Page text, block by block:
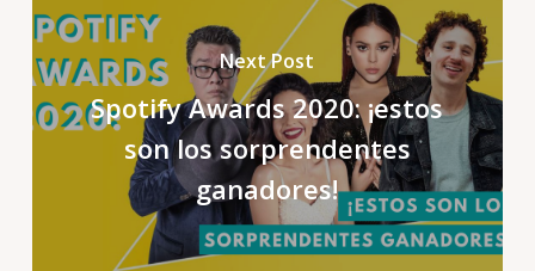
Next Post
Spotify Awards 2020: ¡estos
son los sorprendentes
ganadores!